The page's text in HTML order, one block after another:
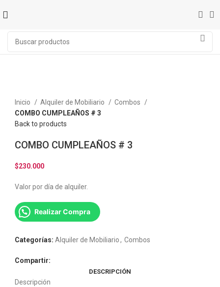
Inicio
Alquiler de Mobiliario
Combos
COMBO CUMPLEAÑOS # 3
Back to products
COMBO CUMPLEAÑOS # 3
$230.000
Valor por día de alquiler.
Realizar Compra
Categorías: Alquiler de Mobiliario, Combos
Compartir:
DESCRIPCIÓN
Descripción